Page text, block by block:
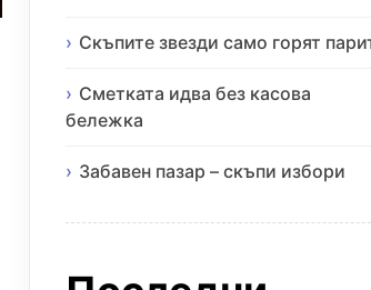
Скъпите звезди само горят
Сметката идва без касова
бележка
Забавен пазар – скъпи избори